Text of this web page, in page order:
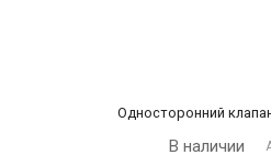
Односторонний
В наличии